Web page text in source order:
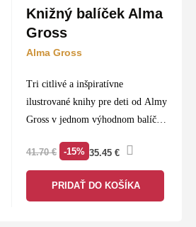
Knižný balíček Alma
Gross
Alma Gross
Tri citlivé a inšpiratívne
ilustrované knihy pre deti od Almy
Gross v jednom výhodnom balíčku
Alma Gross je nemecká autorka
detských kníh preložených do viac
ako 20…
41.70€ -15% 35.45 €
PRIDAŤ DO KOŠÍKA